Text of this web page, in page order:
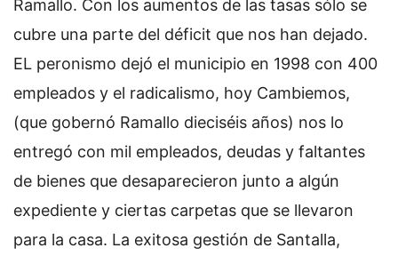
Ramallo. Con los aumentos de las tasas sólo se
cubre una parte del déficit que nos han dejado.
EL peronismo dejó el municipio en 1998 con 400
empleados y el radicalismo, hoy Cambiemos,
(que gobernó Ramallo dieciséis años) nos lo
entregó con mil empleados, deudas y faltantes
de bienes que desaparecieron junto a algún
expediente y ciertas carpetas que se llevaron
para la casa. La exitosa gestión de Santalla,